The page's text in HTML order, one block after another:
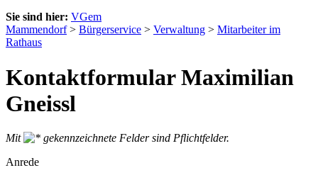
Sie sind hier: VGem
Mammendorf> Bürgerservice > Verwaltung > Mitarbeiter im
Rathaus
Kontaktformular Maximilian
Gneissl
Mit
gekennzeichnete Felder sind Pflichtfelder.
Anrede